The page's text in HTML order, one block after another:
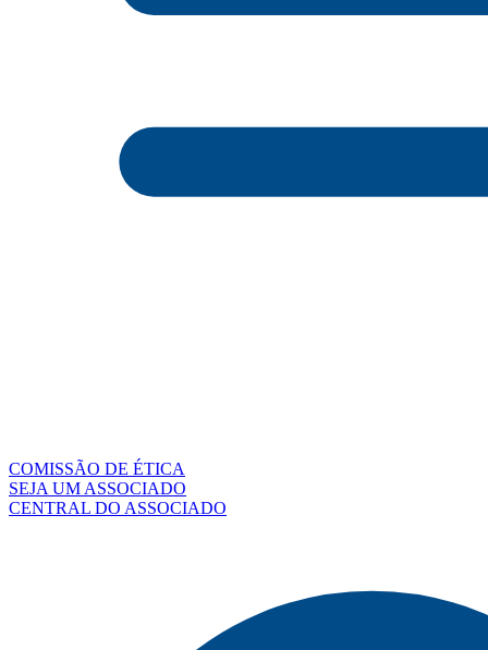
COMISSÃO DE ÉTICA
SEJA UM ASSOCIADO
CENTRAL DO ASSOCIADO